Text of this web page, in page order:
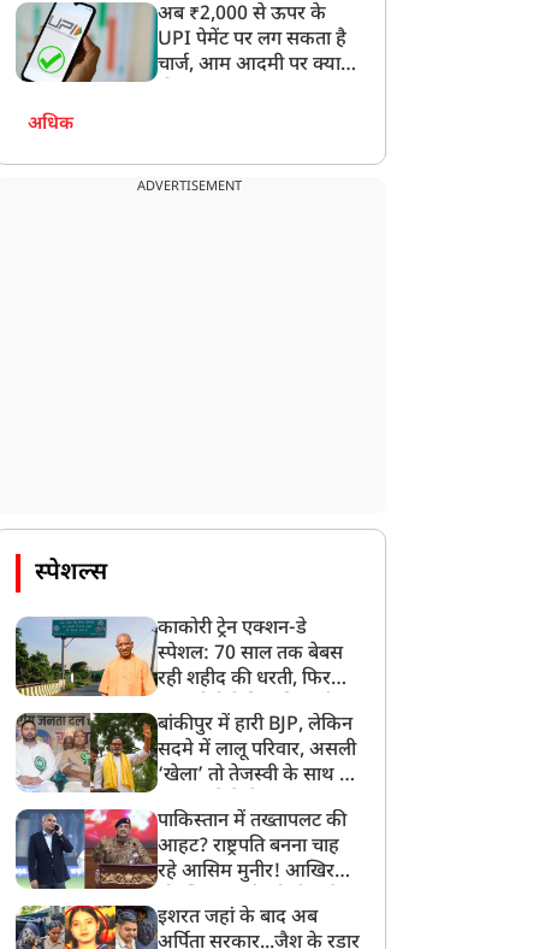
बिहार मंत्रिमंडल की बैठक में
मुख्यमंत्री ने लिए कई बड़े
फैसले, स्वास्थ्य, शिक्षा, खेल,
17 प्रस्तावों को मंजूरी
‘छात्रों की हर मांग होगी पूरी’,
छात्र आंदोलन पर विधानसभा
में हंगामा, हेमंत सोरेन का बड़ा
ऐलान लेकिन रख दी ये शर्त
अब ₹2,000 से ऊपर के
UPI पेमेंट पर लग सकता है
चार्ज, आम आदमी पर क्या
अधिक
ADVERTISEMENT
स्पेशल्स
काकोरी ट्रेन एक्शन-डे
स्पेशल: 70 साल तक बेबस
रही शहीद की धरती, फिर
पीढ़ियों का दर्द
बांकीपुर में हारी BJP, लेकिन
सदमे में लालू परिवार, असली
‘खेला’ तो तेजस्वी के साथ हो
पाकिस्तान में तख्तापलट की
आहट? राष्ट्रपति बनना चाह
रहे आसिम मुनीर! आखिर
बनाया मोहरा?
इशरत जहां के बाद अब
अर्पिता सरकार...जैश के रडार